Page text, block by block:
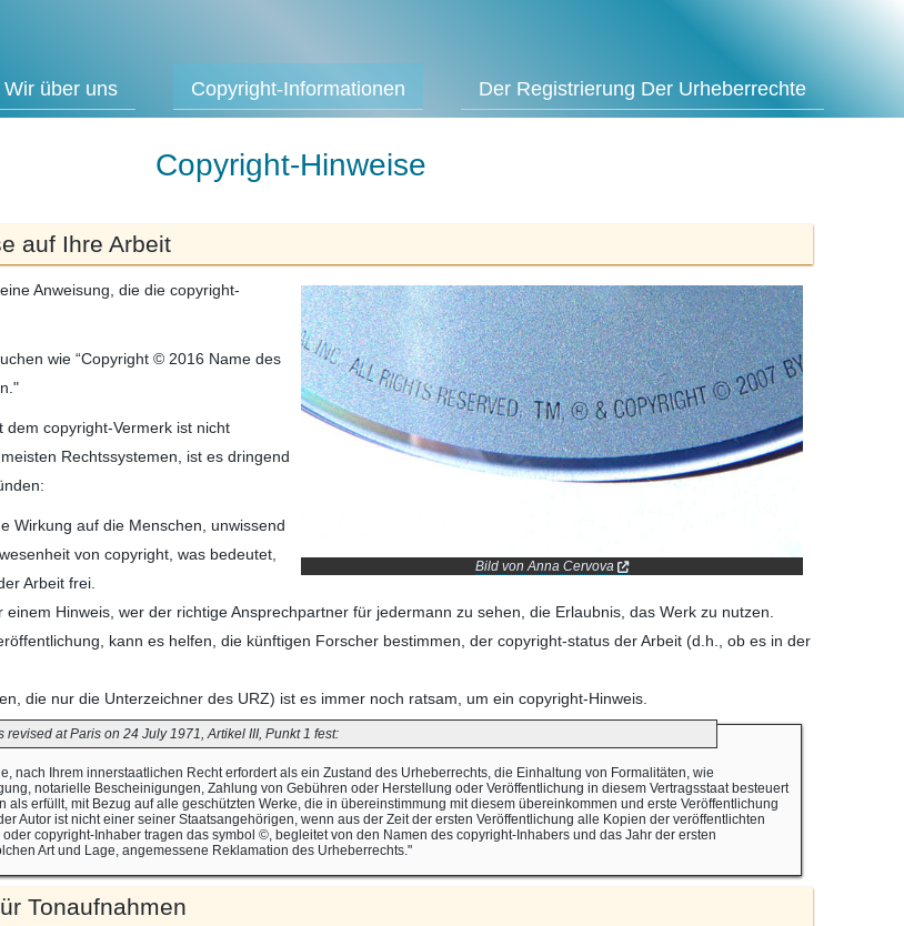
Wir über uns Copyright-Informationen Der Registrierung Der Urheberrechte
Copyright-Hinweise
auf Ihre Arbeit
Bild von Anna Cervova
Anweisung, die die copyright-
wie “Copyright © 2016 Name des
dem copyright-Vermerk ist nicht
Rechtssystemen, ist es dringend
Wirkung auf die Menschen, unwissend
von copyright, was bedeutet,
Arbeit frei.
Hinweis, wer der richtige Ansprechpartner für jedermann zu sehen, die Erlaubnis, das Werk zu nutzen.
kann es helfen, die künftigen Forscher bestimmen, der copyright-status der Arbeit (d.h., ob es in der
die nur die Unterzeichner des URZ) ist es immer noch ratsam, um ein copyright-Hinweis.
at Paris on 24 July 1971, Artikel III, Punkt 1 fest:
nach Ihrem innerstaatlichen Recht erfordert als ein Zustand des Urheberrechts, die Einhaltung von Formalitäten, wie
notarielle Bescheinigungen, Zahlung von Gebühren oder Herstellung oder Veröffentlichung in diesem Vertragsstaat besteuert
als erfüllt, mit Bezug auf alle geschützten Werke, die in übereinstimmung mit diesem übereinkommen und erste Veröffentlichung
Autor ist nicht einer seiner Staatsangehörigen, wenn aus der Zeit der ersten Veröffentlichung alle Kopien der veröffentlichten
copyright-Inhaber tragen das symbol ©, begleitet von den Namen des copyright-Inhabers und das Jahr der ersten
Art und Lage, angemessene Reklamation des Urheberrechts."
Tonaufnahmen